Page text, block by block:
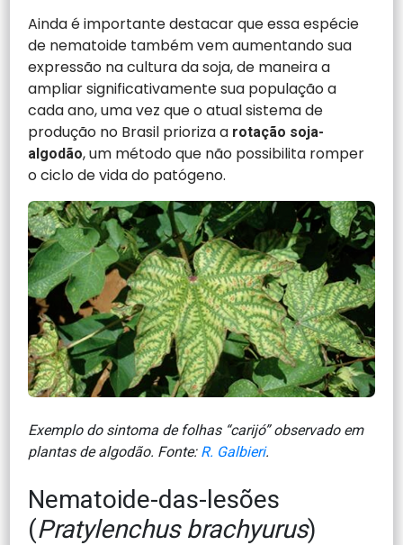
Ainda é importante destacar que essa espécie
de nematoide também vem aumentando sua
expressão na cultura da soja, de maneira a
ampliar significativamente sua população a
cada ano, uma vez que o atual sistema de
produção no Brasil prioriza a rotação soja-
algodão, um método que não possibilita romper
o ciclo de vida do patógeno.
Exemplo do sintoma de folhas “carijó” observado em
plantas de algodão. Fonte: R. Galbieri.
Nematoide-das-lesões
(Pratylenchus brachyurus)